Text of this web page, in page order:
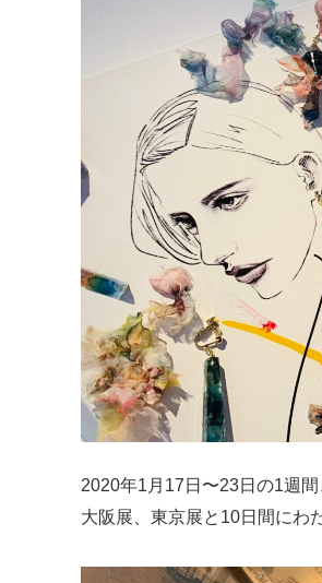
2020年1月17日〜23日の1週
大阪展、東京展と10日間にわ